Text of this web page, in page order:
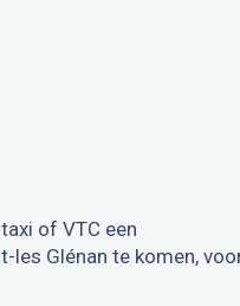
of VTC een
les Glénan te komen,